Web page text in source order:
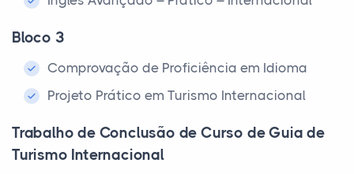
Bloco 3
Comprovação de Proficiência em Idioma
Projeto Prático em Turismo Internacional
Trabalho de Conclusão de Curso de Guia de
Turismo Internacional